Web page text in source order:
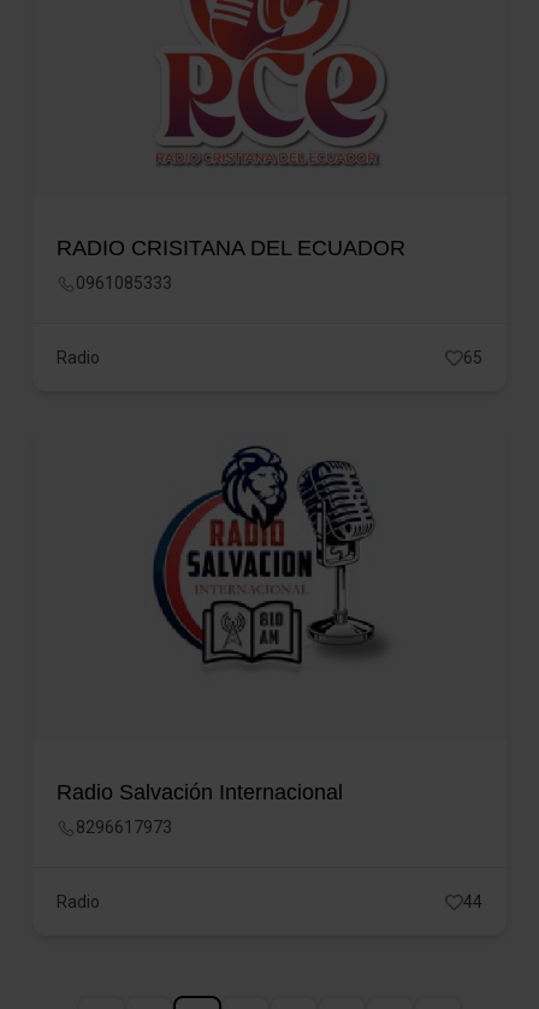
RADIO CRISITANA DEL ECUADOR
0961085333
Radio 65
Radio Salvación Internacional
8296617973
Radio 44